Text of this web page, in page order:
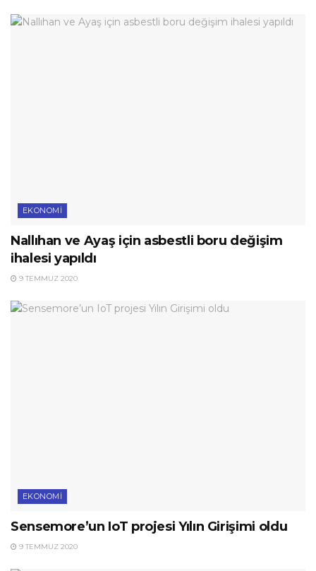
EKONOMI
Nallıhan ve Ayaş için asbestli boru değişim
ihalesi yapıldı
9 TEMMUZ 2020
EKONOMI
Sensemore’un IoT projesi Yılın Girişimi oldu
9 TEMMUZ 2020